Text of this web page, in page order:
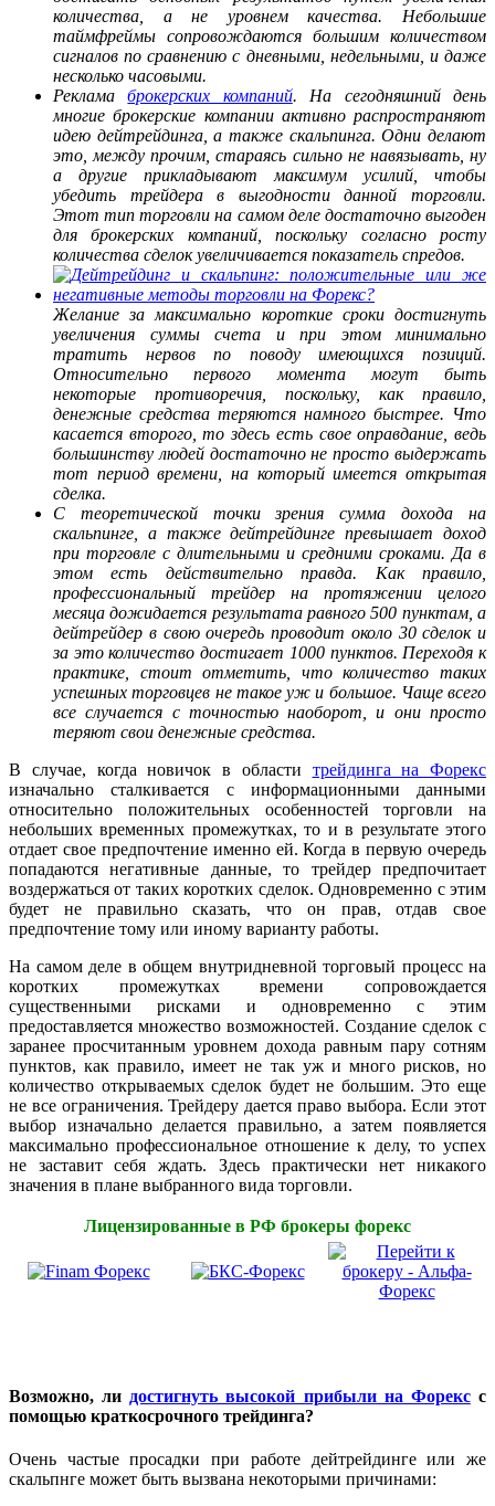
количества, а не уровнем качества. Небольшие
таймфреймы сопровождаются большим количеством
сигналов по сравнению с дневными, недельными, и даже
несколько часовыми.
Рекламаброкерских компаний. На сегодняшний день
многие брокерские компании активно распространяют
идею дейтрейдинга, а также скальпинга. Одни делают
это, между прочим, стараясь сильно не навязывать, ну
а другие прикладывают максимум усилий, чтобы
убедить трейдера в выгодности данной торговли.
Этот тип торговли на самом деле достаточно выгоден
для брокерских компаний, поскольку согласно росту
количества сделок увеличивается показатель спредов.
Желание за максимально короткие сроки достигнуть
увеличения суммы счета и при этом минимально
тратить нервов по поводу имеющихся позиций.
Относительно первого момента могут быть
некоторые противоречия, поскольку, как правило,
денежные средства теряются намного быстрее. Что
касается второго, то здесь есть свое оправдание, ведь
большинству людей достаточно не просто выдержать
тот период времени, на который имеется открытая
сделка.
С теоретической точки зрения сумма дохода на
скальпинге, а также дейтрейдинге превышает доход
при торговле с длительными и средними сроками. Да в
этом есть действительно правда. Как правило,
профессиональный трейдер на протяжении целого
месяца дожидается результата равного 500 пунктам, а
дейтрейдер в свою очередь проводит около 30 сделок и
за это количество достигает 1000 пунктов. Переходя к
практике, стоит отметить, что количество таких
успешных торговцев не такое уж и большое. Чаще всего
все случается с точностью наоборот, и они просто
теряют свои денежные средства.
В случае, когда новичок в области трейдинга на Форекс
изначально сталкивается с информационными данными
относительно положительных особенностей торговли на
небольших временных промежутках, то и в результате этого
отдает свое предпочтение именно ей. Когда в первую очередь
попадаются негативные данные, то трейдер предпочитает
воздержаться от таких коротких сделок. Одновременно с этим
будет не правильно сказать, что он прав, отдав свое
предпочтение тому или иному варианту работы.
На самом деле в общем внутридневной торговый процесс на
коротких промежутках времени сопровождается
существенными рисками и одновременно с этим
предоставляется множество возможностей. Создание сделок с
заранее просчитанным уровнем дохода равным пару сотням
пунктов, как правило, имеет не так уж и много рисков, но
количество открываемых сделок будет не большим. Это еще
не все ограничения. Трейдеру дается право выбора. Если этот
выбор изначально делается правильно, а затем появляется
максимально профессиональное отношение к делу, то успех
не заставит себя ждать. Здесь практически нет никакого
значения в плане выбранного вида торговли.
Лицензированные в РФ брокеры форекс
Возможно, ли достигнуть высокой прибыли на Форексс
помощью краткосрочного трейдинга?
Очень частые просадки при работе дейтрейдинге или же
скальпнге может быть вызвана некоторыми причинами: